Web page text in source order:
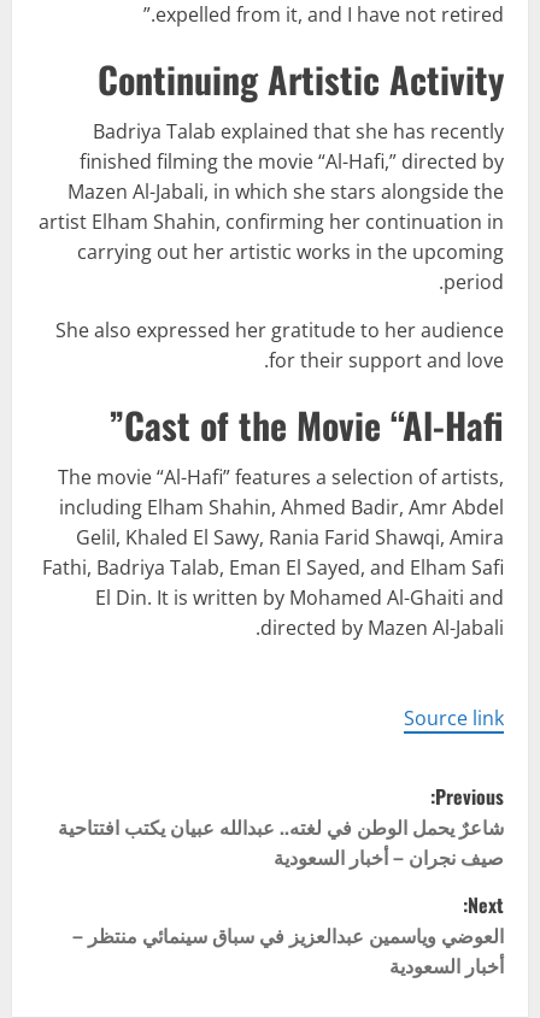
expelled from it, and I have not retired.”
Continuing Artistic Activity
Badriya Talab explained that she has recently
finished filming the movie “Al-Hafi,” directed by
Mazen Al-Jabali, in which she stars alongside the
artist Elham Shahin, confirming her continuation in
carrying out her artistic works in the upcoming
period.
She also expressed her gratitude to her audience
for their support and love.
Cast of the Movie “Al-Hafi”
The movie “Al-Hafi” features a selection of artists,
including Elham Shahin, Ahmed Badir, Amr Abdel
Gelil, Khaled El Sawy, Rania Farid Shawqi, Amira
Fathi, Badriya Talab, Eman El Sayed, and Elham Safi
El Din. It is written by Mohamed Al-Ghaiti and
directed by Mazen Al-Jabali.
Source link
P
o
s
t
n
Previous:
شاعرٌ يحمل الوطن في لغته.. عبدالله عبيان يكتب افتتاحية
صيف نجران – أخبار السعودية
Next:
العوضي وياسمين عبدالعزيز في سباق سينمائي منتظر –
أخبار السعودية